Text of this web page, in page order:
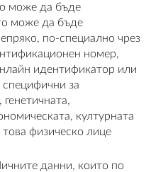
може да бъде
може да бъде
по-специално чрез
номер,
идентификатор или
за
културната
физическо лице
данни, които по